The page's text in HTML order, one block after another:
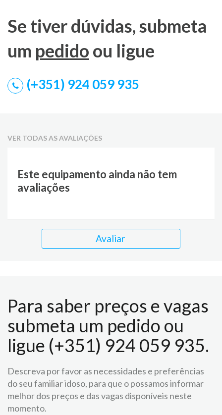
Se tiver dúvidas, submeta
um pedido ou ligue
(+351) 924 059 935
VER TODAS AS AVALIAÇÕES
Este equipamento ainda não tem
avaliações
Avaliar
Para saber preços e vagas
submeta um pedido ou
ligue (+351) 924 059 935.
Descreva por favor as necessidades e preferências
do seu familiar idoso, para que o possamos informar
melhor dos preços e das vagas disponíveis neste
momento.